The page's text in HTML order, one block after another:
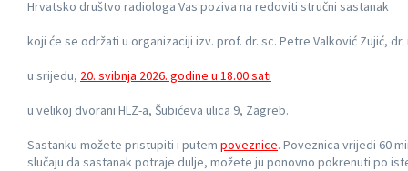
Hrvatsko društvo radiologa Vas poziva na redoviti stručni sastanak
koji će se održati u organizaciji izv. prof. dr. sc. Petre Valković Zujić, dr.
u srijedu, 20. svibnja 2026. godine u 18.00 sati
u velikoj dvorani HLZ-a, Šubićeva ulica 9, Zagreb.
Sastanku možete pristupiti i putem poveznice. Poveznica vrijedi 60
slučaju da sastanak potraje dulje, možete ju ponovno pokrenuti po